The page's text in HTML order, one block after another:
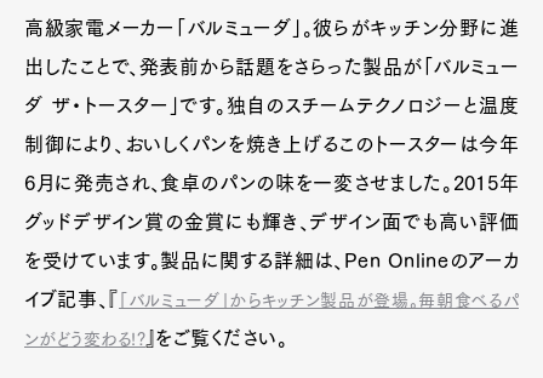
高級家電メーカー「バルミューダ」。彼らがキッチン分野に進
出したことで、発表前から話題をさらった製品が「バルミュー
ダ ザ・トースター」です。独自のスチームテクノロジーと温度
制御により、おいしくパンを焼き上げるこのトースターは今年
6月に発売され、食卓のパンの味を一変させました。2015年
グッドデザイン賞の金賞にも輝き、デザイン面でも高い評価
を受けています。製品に関する詳細は、Pen Onlineのアーカ
イブ記事、『 「バルミューダ」からキッチン製品が登場。毎朝食べるパ
ンがどう変わる!? 』をご覧ください。